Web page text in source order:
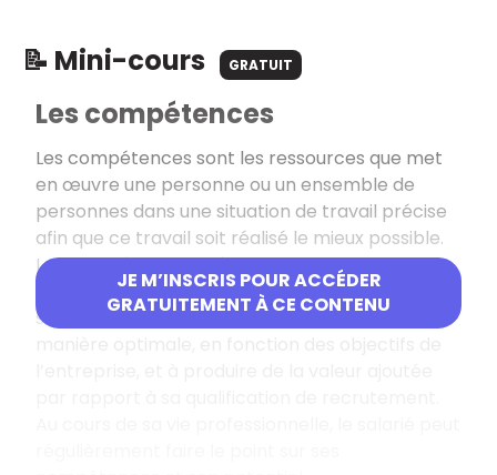
📝 Mini-cours GRATUIT
JE M’INSCRIS POUR ACCÉDER
GRATUITEMENT À CE CONTENU
Les compétences
Les compétences sont les ressources que met
en œuvre une personne ou un ensemble de
personnes dans une situation de travail précise
afin que ce travail soit réalisé le mieux possible.
Les compétences intègrent donc l’aptitude
d’une personne à utiliser, dépasser et compléter
sa qualification pour réaliser son travail de